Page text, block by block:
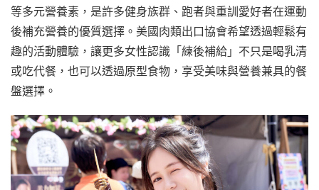
等多元營養素，是許多健身族群、跑者與重訓愛好者在運動
後補充營養的優質選擇。美國肉類出口協會希望透過輕鬆有
趣的活動體驗，讓更多女性認識「練後補給」不只是喝乳清
或吃代餐，也可以透過原型食物，享受美味與營養兼具的餐
盤選擇。